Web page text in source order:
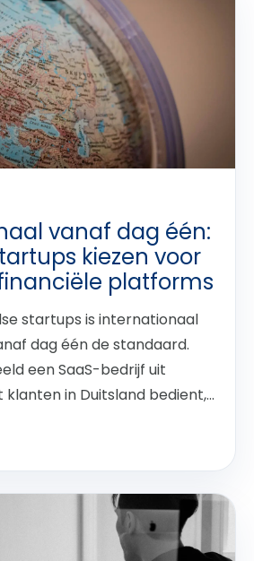
vanaf dag één:
kiezen voor
platforms
startups is internationaal
dag één de standaard.
een SaaS-bedrijf uit
in Duitsland bedient,...